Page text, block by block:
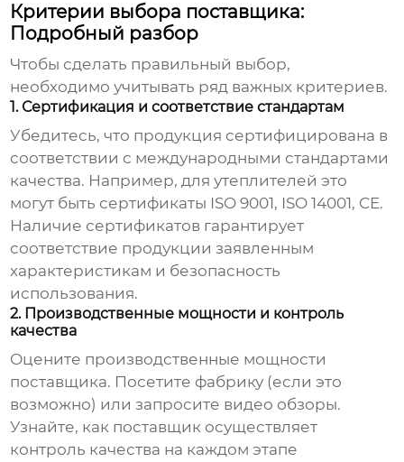
Критерии выбора поставщика:
Подробный разбор
Чтобы сделать правильный выбор,
необходимо учитывать ряд важных критериев.
1. Сертификация и соответствие стандартам
Убедитесь, что продукция сертифицирована в
соответствии с международными стандартами
качества. Например, для утеплителей это
могут быть сертификаты ISO 9001, ISO 14001, CE.
Наличие сертификатов гарантирует
соответствие продукции заявленным
характеристикам и безопасность
использования.
2. Производственные мощности и контроль
качества
Оцените производственные мощности
поставщика. Посетите фабрику (если это
возможно) или запросите видео обзоры.
Узнайте, как поставщик осуществляет
контроль качества на каждом этапе